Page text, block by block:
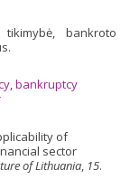
bankroto
bankruptcy
of
sector
of Lithuania 15.